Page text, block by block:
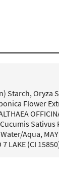
Starch,
Flower
Aqua, MAY
7 LAKE (CI